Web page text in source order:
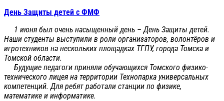
День Защиты детей с ФМФ
1 июня был очень насыщенный день – День Защиты детей.
Наши студенты выступили в роли организаторов, волонтёров и
игротехников на нескольких площадках ТГПУ, города Томска и
Томской области.
Будущие педагоги приняли обучающихся Томского физико-
технического лицея на территории Технопарка универсальных
компетенций. Для ребят работали станции по физике,
математике и информатике.